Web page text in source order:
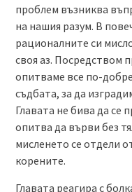
проблем възниква
на нашия разум. В
рационалните си
своя аз. Посредством
опитваме все по-
съдбата, за да
Главата не бива да се
опитва да върви без
мисленето се отдели
корените.
Главата реагира с